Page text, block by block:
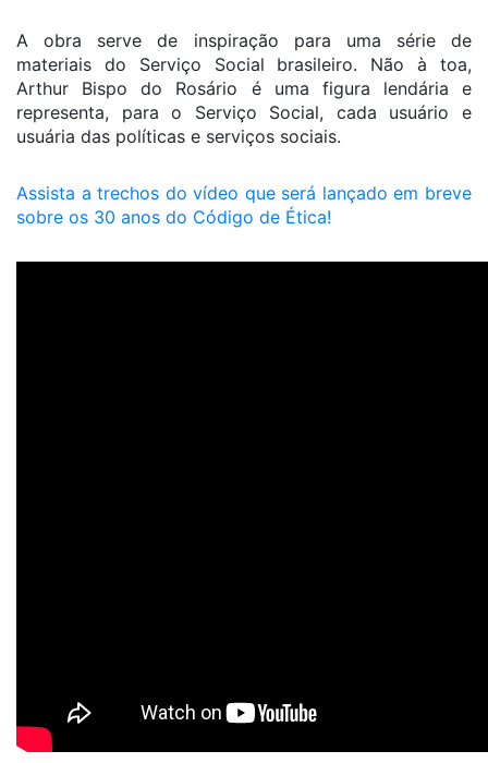
A obra serve de inspiração para uma série de
materiais do Serviço Social brasileiro. Não à toa,
Arthur Bispo do Rosário é uma figura lendária e
representa, para o Serviço Social, cada usuário e
usuária das políticas e serviços sociais.
Assista a trechos do vídeo que será lançado em breve
sobre os 30 anos do Código de Ética!